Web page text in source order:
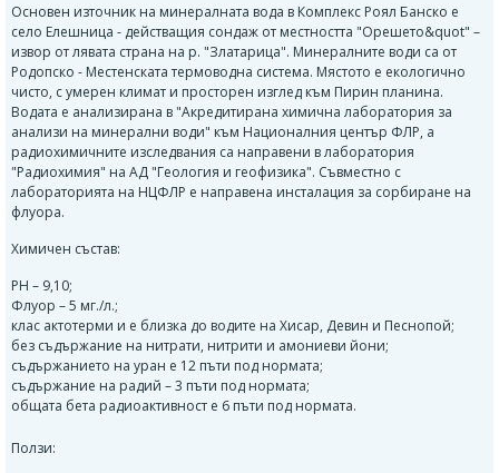
Основен източник на минералната вода в Комплекс Роял Банско е
село Елешница - действащия сондаж от местността "Орешето&quot" –
извор от лявата страна на р. "Златарица". Минералните води са от
Родопско - Местенската термоводна система. Мястото е екологично
чисто, с умерен климат и просторен изглед към Пирин планина.
Водата е анализирана в "Акредитирана химична лаборатория за
анализи на минерални води" към Националния център ФЛР, а
радиохимичните изследвания са направени в лаборатория
"Радиохимия" на АД "Геология и геофизика". Съвместно с
лабораторията на НЦФЛР е направена инсталация за сорбиране на
флуора.
Химичен състав:
PH – 9,10;
Флуор – 5 мг./л.;
клас актотерми и е близка до водите на Хисар, Девин и Песнопой;
без съдържание на нитрати, нитрити и амониеви йони;
съдържанието на уран е 12 пъти под нормата;
съдържание на радий – 3 пъти под нормата;
общата бета радиоактивност е 6 пъти под нормата.
Ползи: